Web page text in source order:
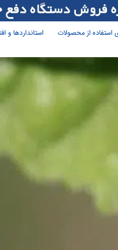
استفاده از محصولات استانداردها و